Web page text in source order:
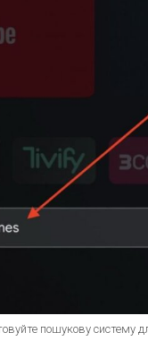
пошукову систему